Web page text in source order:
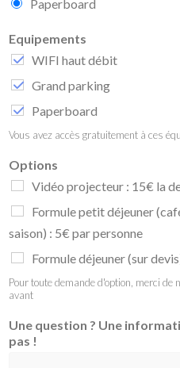
Paperboard
Equipements
WIFI haut débit
Grand parking
Paperboard
Vous avez accès gratuitement à ces
Options
Vidéo projecteur : 15€ la
Formule petit déjeuner
saison) : 5€ par personne
Formule déjeuner (sur
Pour toute demande d'option, merci
avant
Une question ? Une
pas !